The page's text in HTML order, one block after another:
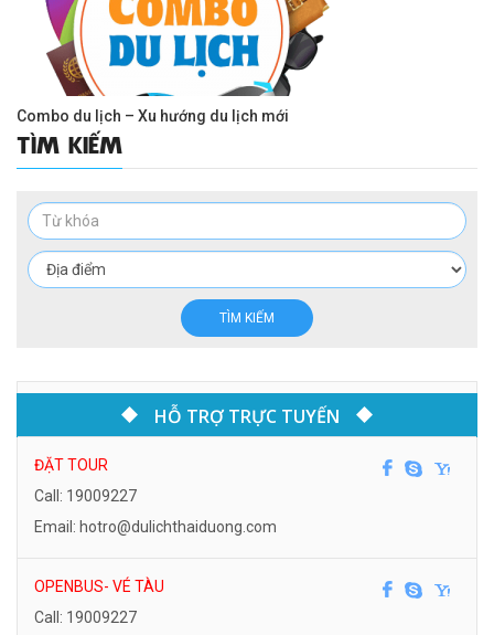
Combo du lịch – Xu hướng du lịch mới
TÌM KIẾM
TÌM KIẾM
HỖ TRỢ TRỰC TUYẾN
ĐẶT TOUR
Call: 19009227
Email: hotro@dulichthaiduong.com
OPENBUS- VÉ TÀU
Call: 19009227